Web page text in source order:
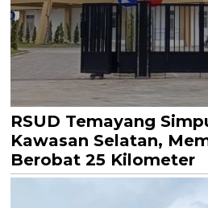
RSUD Temayang
Kawasan Selatan,
Berobat 25 Kilometer